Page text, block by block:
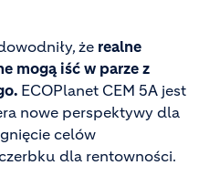
że realne
mogą iść w parze z
ECOPlanet CEM 5A jest
nowe perspektywy dla
celów
dla rentowności.